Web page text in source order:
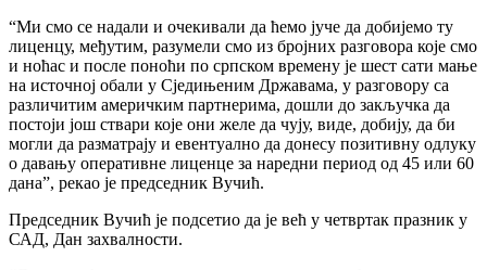
“Ми смо се надали и очекивали да ћемо јуче да добијемо ту
лиценцу, међутим, разумели смо из бројних разговора које смо
и ноћас и после поноћи по српском времену је шест сати мање
на источној обали у Сједињеним Државама, у разговору са
различитим америчким партнерима, дошли до закључка да
постоји још ствари које они желе да чују, виде, добију, да би
могли да разматрају и евентуално да донесу позитивну одлуку
о давању оперативне лиценце за наредни период од 45 или 60
дана”, рекао је председник Вучић.
Председник Вучић је подсетио да је већ у четвртак празник у
САД, Дан захвалности.